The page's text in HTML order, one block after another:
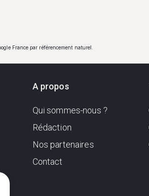
France par référencement naturel.
A propos
Qui sommes-nous ?
Rédaction
Nos partenaires
Contact